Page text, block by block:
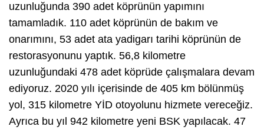
uzunluğunda 390 adet köprünün yapımını
tamamladık. 110 adet köprünün de bakım ve
onarımını, 53 adet ata yadigarı tarihi köprünün de
restorasyonunu yaptık. 56,8 kilometre
uzunluğundaki 478 adet köprüde çalışmalara devam
ediyoruz. 2020 yılı içerisinde de 405 km bölünmüş
yol, 315 kilometre YİD otoyolunu hizmete vereceğiz.
Ayrıca bu yıl 942 kilometre yeni BSK yapılacak. 47